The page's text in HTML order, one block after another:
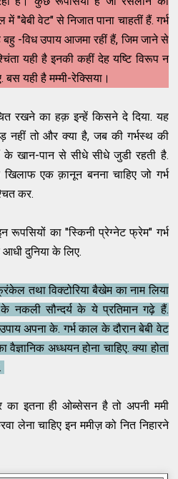
में"बेबी वेट"से निजात पाना चाहतीं हैं.गर्भ
बहु -विध उपाय आजमा रहीं हैं,जिम जाने से
यही है इनकी कहीं देह यष्टि विरूप न
.बस यही है मम्मी-रेक्सिया ।
रखने का हक़ इन्हें किसने दे दिया.यह
नहीं तो और क्या है,जब की गर्भस्थ की
के खान-पान से सीधे सीधे जुडी रहती है.
खिलाफ एक क़ानून बनना चाहिए जो गर्भ
कर.
रूपसियों का"स्किनी प्रेग्नेट फ्रेम"गर्भ
आधी दुनिया के लिए.
तथा विक्टोरिया बैखेम का नाम लिया
के नकली सौन्दर्य के ये प्रतिमान गढ़े हैं.
अपना के.गर्भ काल के दौरान बेबी वेट
वैज्ञानिक अध्धयन होना चाहिए.क्या होता
का इतना ही ओब्सेसन है तो अपनी ममी
लेना चाहिए इन ममीज़ को नित निहारने